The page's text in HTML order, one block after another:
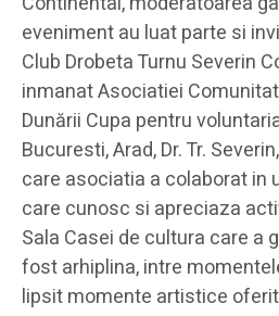
eveniment au luat parte si
Club Drobeta Turnu Severin
inmanat Asociatiei
Dunării Cupa pentru
Bucuresti, Arad, Dr. Tr.
care asociatia a colaborat in
care cunosc si apreciaza
Sala Casei de cultura care a
fost arhiplina, intre
lipsit momente artistice